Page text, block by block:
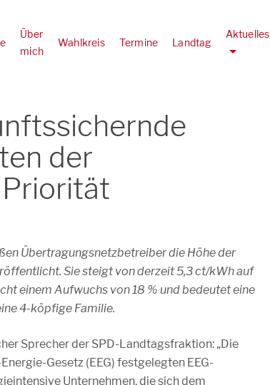
Über
mich
Wahlkreis Termine Landtag
Aktuelles
der
Übertragungsnetzbetreiber die Höhe der
Sie steigt von derzeit 5,3 ct/kWh auf
einem Aufwuchs von 18 % und bedeutet eine
4-köpfige Familie.
Sprecher der SPD-Landtagsfraktion: „Die
Gesetz (EEG) festgelegten EEG-
Unternehmen, die sich dem